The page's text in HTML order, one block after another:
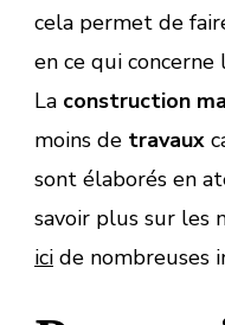
cela permet de
en ce qui
La construction
moins de travaux
sont élaborés en
savoir plus sur les
ici de nombreuses